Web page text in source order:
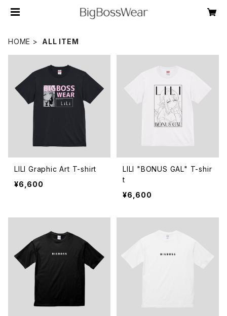
HOME ALL ITEM
LILI Graphic Art T-shirt
¥6,600
LILI "BONUS GAL" T-shir
t
¥6,600